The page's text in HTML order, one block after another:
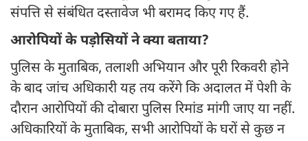
संपत्ति से संबंधित दस्तावेज भी बरामद किए गए हैं.
आरोपियों के पड़ोसियों ने क्या बताया?
पुलिस के मुताबिक, तलाशी अभियान और पूरी रिकवरी होने
के बाद जांच अधिकारी यह तय करेंगे कि अदालत में पेशी के
दौरान आरोपियों की दोबारा पुलिस रिमांड मांगी जाए या नहीं.
अधिकारियों के मुताबिक, सभी आरोपियों के घरों से कुछ न